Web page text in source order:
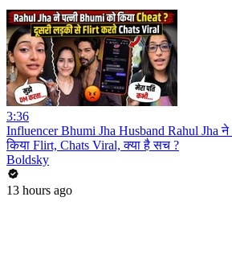
3:36
Influencer Bhumi Jha Husband Rahul Jha
किया Flirt, Chats Viral, क्या है सच ?
Boldsky
13 hours ago